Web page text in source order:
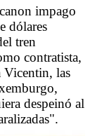
impago
dólares
tren
contratista,
Vicentin, las
despeinó al